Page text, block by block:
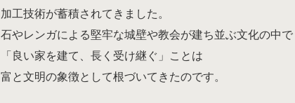
加工技術が蓄積されてきました。
石やレンガによる堅牢な城壁や教会が建ち並ぶ文化の中で
「良い家を建て、長く受け継ぐ」ことは
富と文明の象徴として根づいてきたのです。